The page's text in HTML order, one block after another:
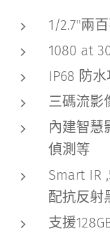
1/2.7"兩
1080 at
IP68 防
三碼流影
內建智慧
偵測等
Smart IR
配抗反射
支援